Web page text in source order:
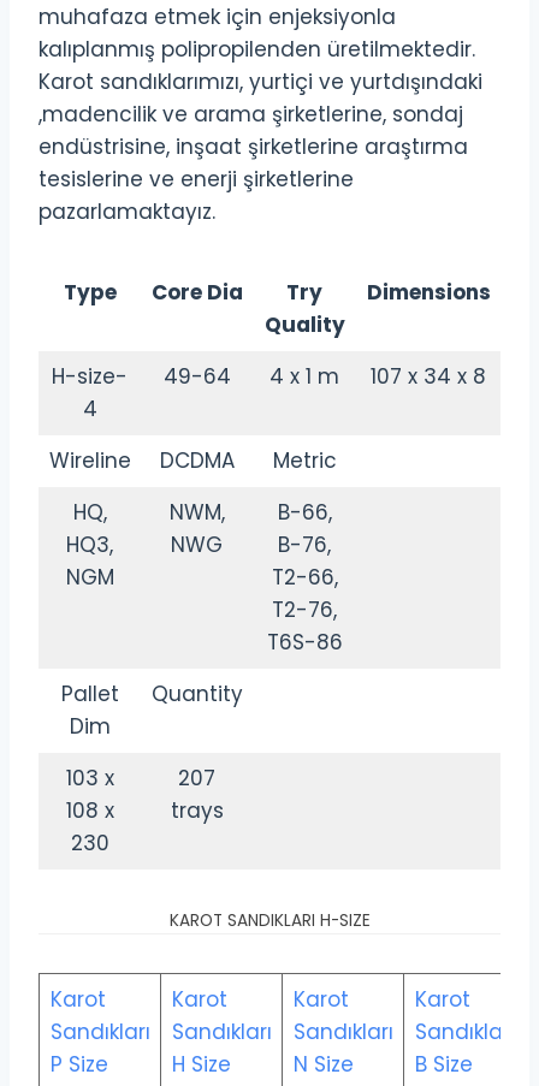
muhafaza etmek için enjeksiyonla
kalıplanmış polipropilenden üretilmektedir.
Karot sandıklarımızı, yurtiçi ve yurtdışındaki
,madencilik ve arama şirketlerine, sondaj
endüstrisine, inşaat şirketlerine araştırma
tesislerine ve enerji şirketlerine
pazarlamaktayız.
Type Core Dia
Try
Quality
Dimensions
H-size-
4
49-64 4 x 1 m 107 x 34 x 8
Wireline DCDMA
Metric
HQ,
HQ3,
NGM
NWM,
NWG
B-66,
B-76,
T2-66,
T2-76,
T6S-86
Pallet
Dim
Quantity
103 x
108 x
230
207
trays
KAROT SANDIKLARI H-SIZE
Karot
Sandıkları
P Size
Karot
Sandıkları
H Size
Karot
Sandıkları
N Size
Karot
Sandıkları
B Size